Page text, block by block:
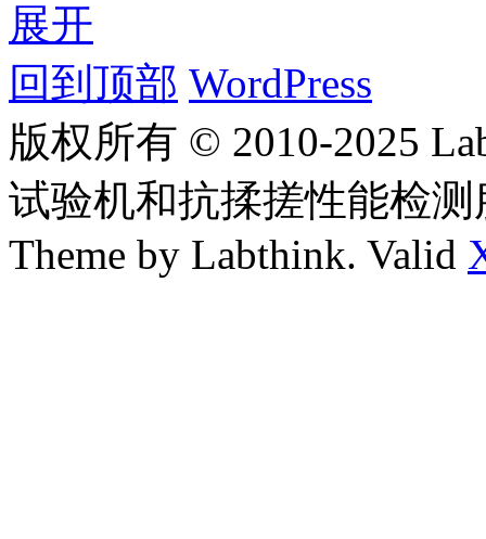
展开
回到顶部 WordPress
版权所有 © 2010-2025
试验机和抗揉搓性能检
Theme by Labthink. Valid